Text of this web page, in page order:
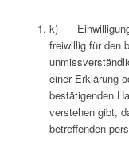
k) Einwilligung
freiwillig für den
einer Erklärung
bestätigenden
verstehen gibt,
betreffenden